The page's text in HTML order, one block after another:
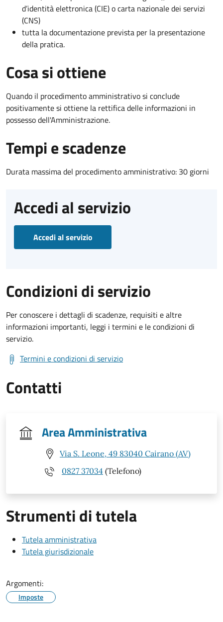
d’identità elettronica (CIE) o carta nazionale dei servizi
(CNS)
tutta la documentazione prevista per la presentazione
della pratica.
Cosa si ottiene
Quando il procedimento amministrativo si conclude
positivamente si ottiene la rettifica delle informazioni in
possesso dell'Amministrazione.
Tempi e scadenze
Durata massima del procedimento amministrativo: 30 giorni
Accedi al servizio
Accedi al servizio
Condizioni di servizio
Per conoscere i dettagli di scadenze, requisiti e altre
informazioni importanti, leggi i termini e le condizioni di
servizio.
Termini e condizioni di servizio
Contatti
Area Amministrativa
Via S. Leone, 49 83040 Cairano (AV)
0827 37034 (Telefono)
Strumenti di tutela
Tutela amministrativa
Tutela giurisdizionale
Argomenti:
Imposte